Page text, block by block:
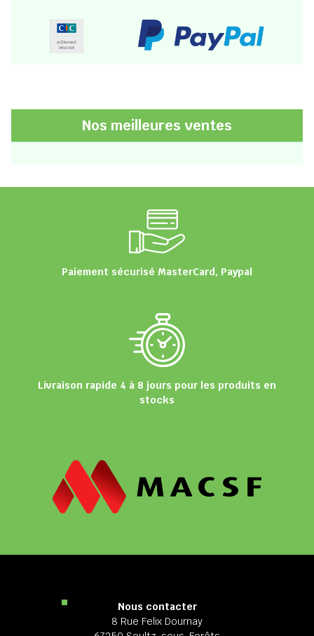
Nos meilleures ventes
Paiement sécurisé MasterCard, Paypal
Livraison rapide 4 à 8 jours pour les produits en
stocks
Nous contacter
8 Rue Felix Dournay